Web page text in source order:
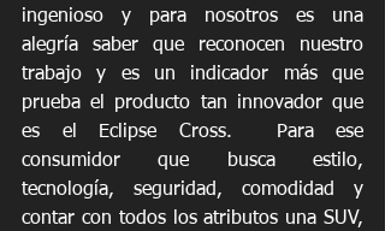
ingenioso y para nosotros es una
alegría saber que reconocen nuestro
trabajo y es un indicador más que
prueba el producto tan innovador que
es el Eclipse Cross.  Para ese
consumidor que busca estilo,
tecnología, seguridad, comodidad y
contar con todos los atributos una SUV,